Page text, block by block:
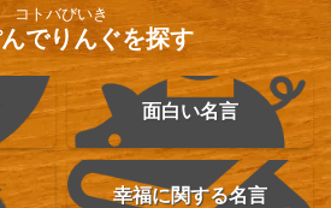
コトバびいき
でりんぐを探す
面白い名言
幸福に関する名言